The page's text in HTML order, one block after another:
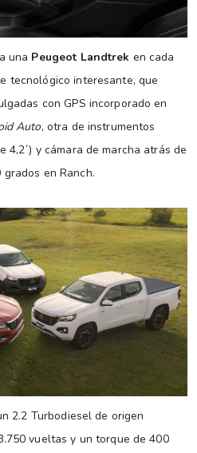
una Peugeot Landtrek en cada
tecnológico interesante, que
con GPS incorporado en
Auto, otra de instrumentos
4,2´) y cámara de marcha atrás de
en Ranch.
2.2 Turbodiesel de origen
vueltas y un torque de 400